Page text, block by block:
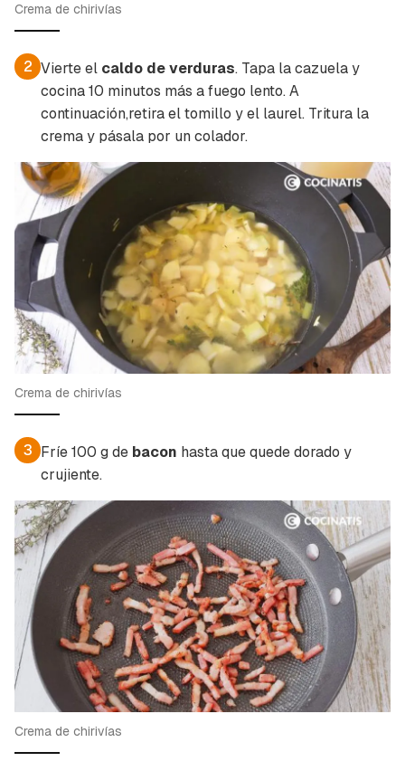
Guardar como favorito
Para poder guardar como favorito, primero has
de iniciar sesión con tu cuenta de Cocinatis.
Crema de chirivías
2 Vierte el caldo de verduras. Tapa la cazuela y
cocina 10 minutos más a fuego lento. A
continuación,retira el tomillo y el laurel. Tritura la
crema y pásala por un colador.
Crema de chirivías
3 Fríe 100 g de bacon hasta que quede dorado y
crujiente.
Crema de chirivías
Contenido enviado
Gracias por suscribirte a nuestro boletín.